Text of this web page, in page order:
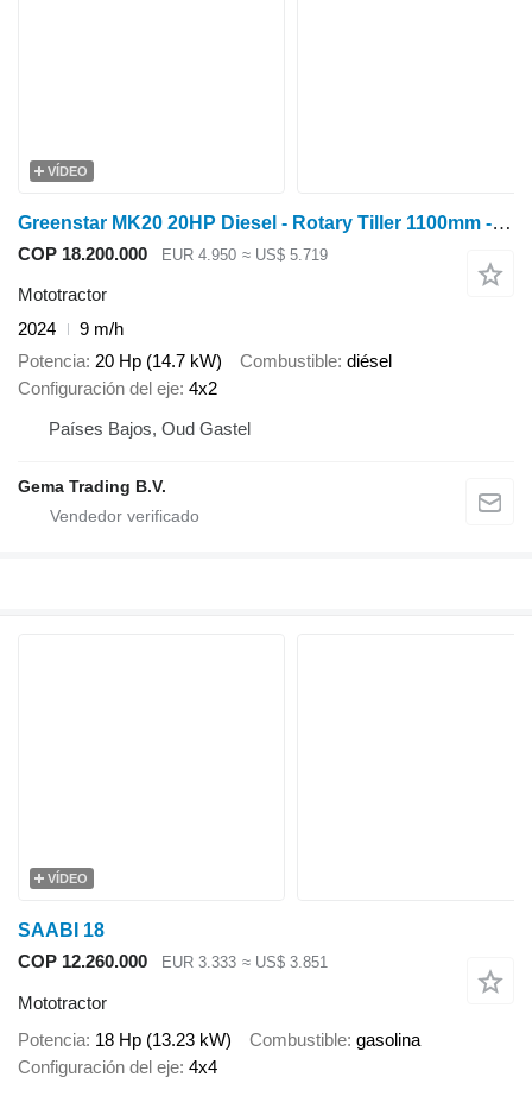
VÍDEO
Greenstar MK20 20HP Diesel - Rotary Tiller 1100mm - 3-point Sus
COP 18.200.000 EUR 4.950 ≈ US$ 5.719
Mototractor
2024
9 m/h
Potencia 20 Hp (14.7 kW) Combustible diésel
Configuración del eje 4x2
Países Bajos, Oud Gastel
Gema Trading B.V.
VÍDEO
SAABI 18
COP 12.260.000
EUR 3.333 ≈ US$ 3.851
Mototractor
Potencia 18 Hp (13.23 kW) Combustible gasolina
Configuración del eje 4x4